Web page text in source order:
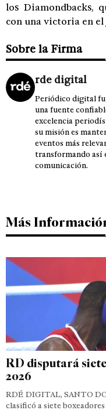
los Diamondbacks,
con una victoria en el
Sobre la Firma
rde digital
Periódico digital
una fuente
excelencia
su misión es
eventos más
transformando así
comunicación.
Más
RD disputará
2026
RDÉ DIGITAL, SANTO
clasificó a siete